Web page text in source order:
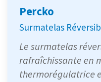
Percko
Surmatelas
Le surmatelas
rafraîchissante en
thermorégulatrice